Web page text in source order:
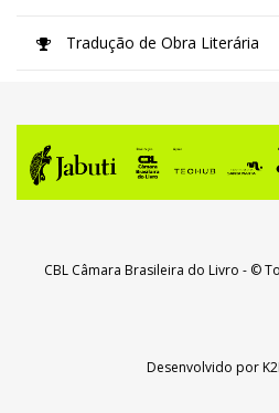
Tradução de Obra Literária
CBL Câmara Brasileira do Livro - ©
Desenvolvido por